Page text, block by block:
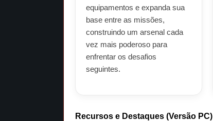
equipamentos e expanda sua
base entre as missões,
construindo um arsenal cada
vez mais poderoso para
enfrentar os desafios
seguintes.
Recursos e Destaques (Versão PC)